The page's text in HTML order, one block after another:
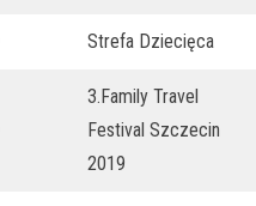
Strefa Dziecięca
3.Family Travel
Festival Szczecin
2019